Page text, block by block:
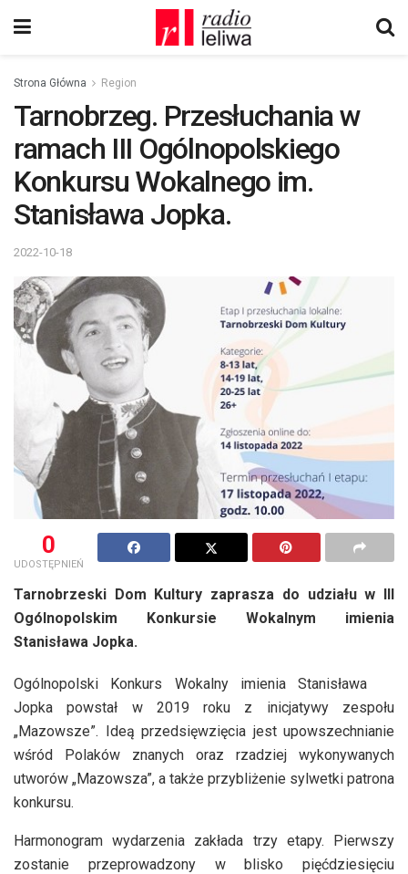
Strona Główna Region
Tarnobrzeg. Przesłuchania w
ramach III Ogólnopolskiego
Konkursu Wokalnego im.
Stanisława Jopka.
2022-10-18
0
UDOSTĘPNIEŃ
Tarnobrzeski Dom Kultury zaprasza do udziału w III
Ogólnopolskim Konkursie Wokalnym imienia
Stanisława Jopka.
Ogólnopolski Konkurs Wokalny imienia Stanisława
Jopka powstał w 2019 roku z inicjatywy zespołu
„Mazowsze”. Ideą przedsięwzięcia jest upowszechnianie
wśród Polaków znanych oraz rzadziej wykonywanych
utworów „Mazowsza”, a także przybliżenie sylwetki patrona
konkursu.
Harmonogram wydarzenia zakłada trzy etapy. Pierwszy
zostanie przeprowadzony w blisko pięćdziesięciu